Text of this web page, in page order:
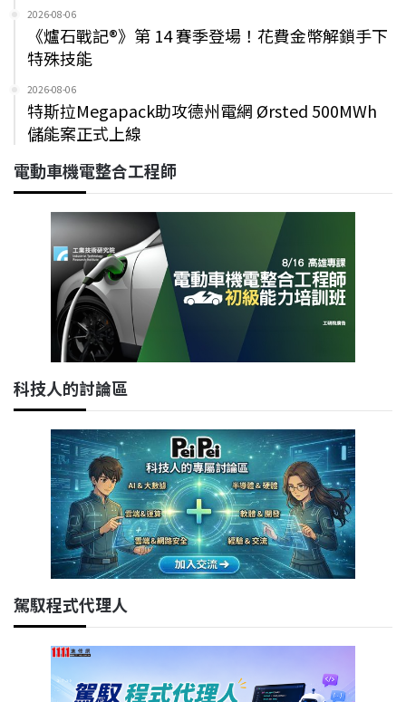
2026-08-06
《爐石戰記®》第 14 賽季登場！花費金幣解鎖手下
特殊技能
2026-08-06
特斯拉Megapack助攻德州電網 Ørsted 500MWh
儲能案正式上線
電動車機電整合工程師
科技人的討論區
駕馭程式代理人